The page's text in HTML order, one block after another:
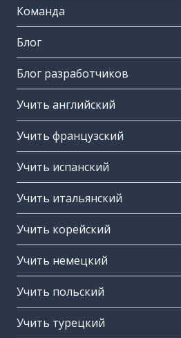
Команда
Блог
Блог разработчиков
Учить английский
Учить французский
Учить испанский
Учить итальянский
Учить корейский
Учить немецкий
Учить польский
Учить турецкий